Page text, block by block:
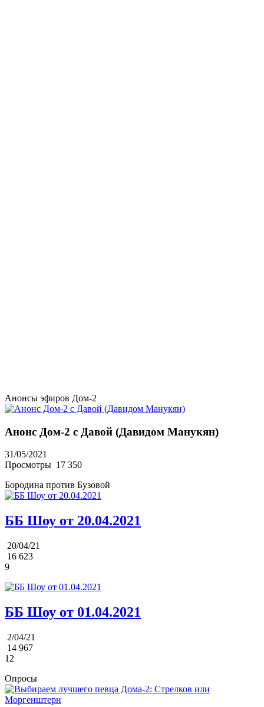
Анонсы эфиров Дом-2
Анонс Дом-2 с Давой (Давидом Манукян)
31/05/2021
Просмотры 17 350
Бородина против Бузовой
ББ Шоу от 20.04.2021
20/04/21
16 623
9
ББ Шоу от 01.04.2021
2/04/21
14 967
12
Опросы